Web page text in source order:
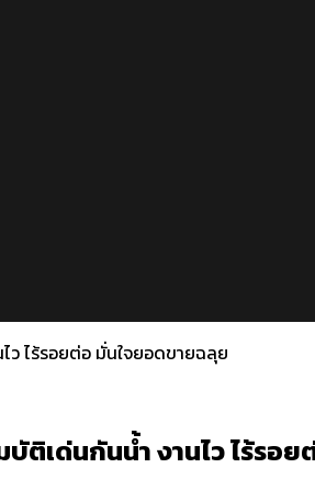
ไร้รอยต่อ มั่นใจยอดขายฉลุย
เด่นกันน้ำ งานไว ไร้รอ